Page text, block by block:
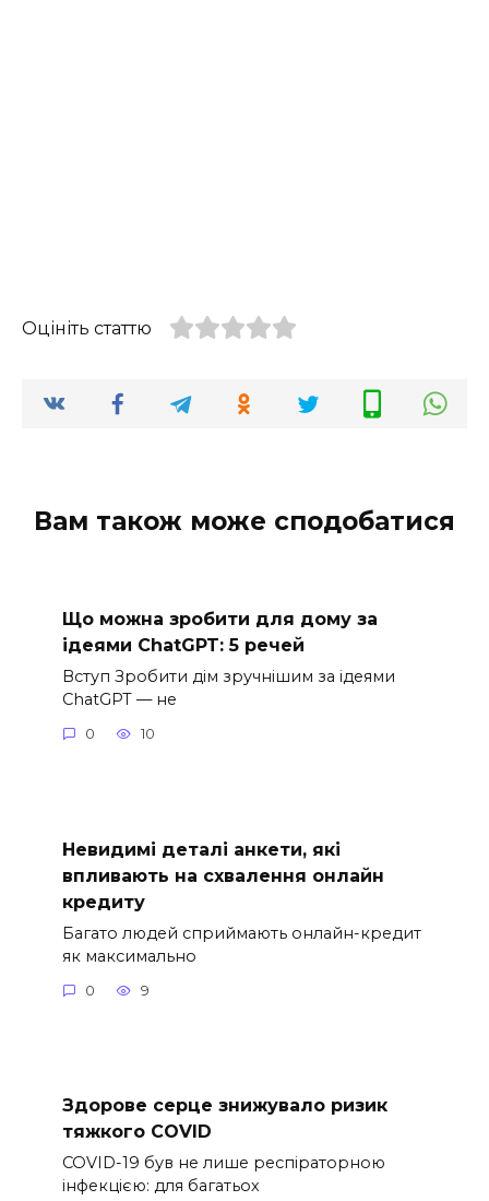
Оцініть статтю
Вам також може сподобатися
Що можна зробити для дому за
ідеями ChatGPT: 5 речей
Вступ Зробити дім зручнішим за ідеями
ChatGPT — не
0 10
Невидимі деталі анкети, які
впливають на схвалення онлайн
кредиту
Багато людей сприймають онлайн-кредит
як максимально
0 9
Здорове серце знижувало ризик
тяжкого COVID
COVID-19 був не лише респіраторною
інфекцією: для багатьох